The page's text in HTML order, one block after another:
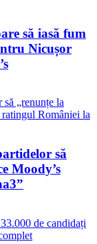
să iasă fum
Nicușor
să
Moody’s